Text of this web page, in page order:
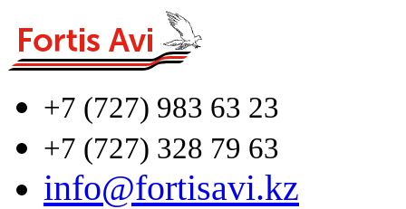
+7 (727) 983 63 23
+7 (727) 328 79 63
info@fortisavi.kz